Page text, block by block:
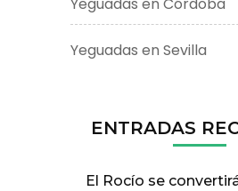
Yeguadas en Sevilla
ENTRADAS
El Rocío se